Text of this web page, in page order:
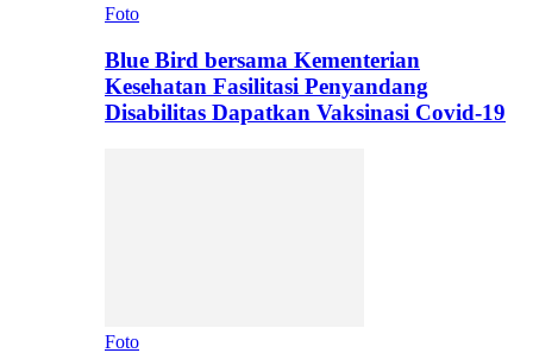
Foto
Blue Bird bersama Kementerian
Kesehatan Fasilitasi Penyandang
Disabilitas Dapatkan Vaksinasi Covid-19
Foto